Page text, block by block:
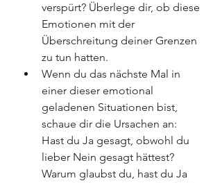
verspürt? Überlege dir, ob diese
Emotionen mit der
Überschreitung deiner Grenzen
zu tun hatten.
Wenn du das nächste Mal in
einer dieser emotional
geladenen Situationen bist,
schaue dir die Ursachen an:
Hast du Ja gesagt, obwohl du
lieber Nein gesagt hättest?
Warum glaubst du, hast du Ja